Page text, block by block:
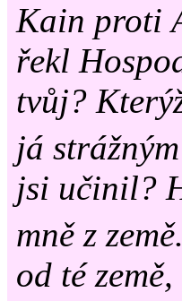
Kain proti
řekl
tvůj?
já
jsi učinil?
mně z země.
od té